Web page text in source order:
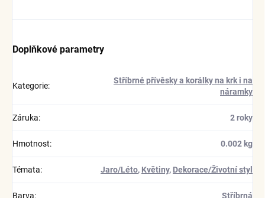
Doplňkové parametry
Kategorie:
Stříbrné přívěsky a korálky na krk i na
náramky
Záruka: 2 roky
Hmotnost: 0.002 kg
Témata: Jaro/Léto, Květiny, Dekorace/Životní styl
Barva: Stříbrná